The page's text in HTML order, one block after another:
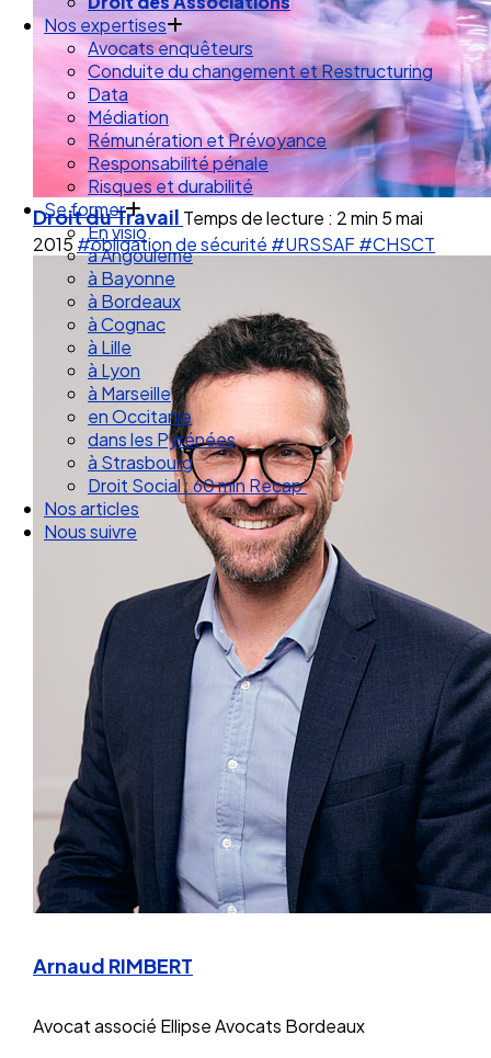
Droit des Associations
Nos expertises
Avocats enquêteurs
Conduite du changement et Restructuring
Data
Médiation
Rémunération et Prévoyance
Responsabilité pénale
Risques et durabilité
Se former
En visio
à Angouleme
à Bayonne
à Bordeaux
à Cognac
à Lille
à Lyon
à Marseille
en Occitanie
dans les Pyrénées
à Strasbourg
Droit Social : 60 min Recap’
Nos articles
Droit du Travail Temps de lecture : 2 min 5 mai
2015#obligation de sécurité #URSSAF#CHSCT
Arnaud RIMBERT
Avocat associé Ellipse Avocats Bordeaux